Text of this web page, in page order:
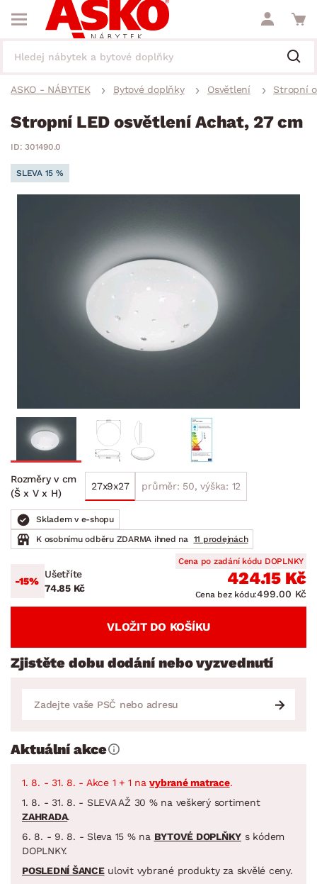
ASKO - NÁBYTEK Bytové doplňky Osvětlení Stropní
Stropní LED osvětlení Achat, 27 cm
ID: 301490.0
SLEVA 15 %
Rozměry v cm
(Š x V x H)
27x9x27 průměr: 50, výška: 12
Skladem v e-shopu
K osobnímu odběru ZDARMA ihned na
11 prodejnách
-15%
Ušetříte
74.85 Kč
Cena po zadání kódu DOPLNKY
424.15 Kč
Cena bez kódu:499.00 Kč
VLOŽIT DO KOŠÍKU
Zjistěte dobu dodání nebo vyzvednutí
Aktuální akce
1. 8. - 31. 8. - Akce 1 + 1 navybrané matrace.
1. 8. - 31. 8. - SLEVA AŽ 30 % na veškerý sortiment
ZAHRADA.
6. 8. - 9. 8. - Sleva 15 % na BYTOVÉ DOPLŇKY s kódem
DOPLNKY.
POSLEDNÍ ŠANCEulovit vybrané produkty za skvělé ceny.